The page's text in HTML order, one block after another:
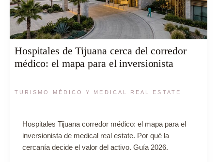
Hospitales de Tijuana cerca del corredor
médico: el mapa para el inversionista
TURISMO MÉDICO Y MEDICAL REAL ESTATE
Hospitales Tijuana corredor médico: el mapa para el
inversionista de medical real estate. Por qué la
cercanía decide el valor del activo. Guía 2026.